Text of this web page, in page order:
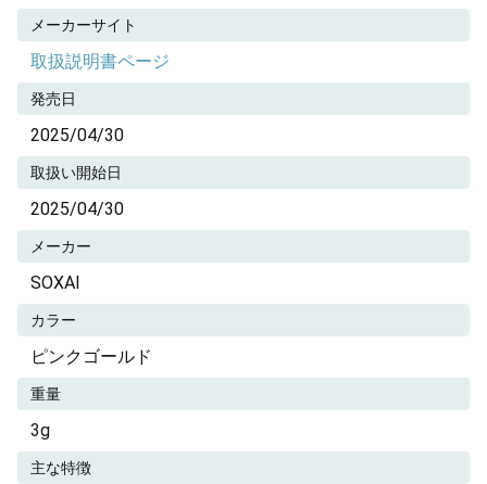
メーカーサイト
取扱説明書ページ
発売日
2025/04/30
取扱い開始日
2025/04/30
メーカー
SOXAI
カラー
ピンクゴールド
重量
3g
主な特徴